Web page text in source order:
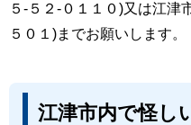
５-５２-０１１０)又は江津
５０１ )までお願いします。
江津市内で怪し